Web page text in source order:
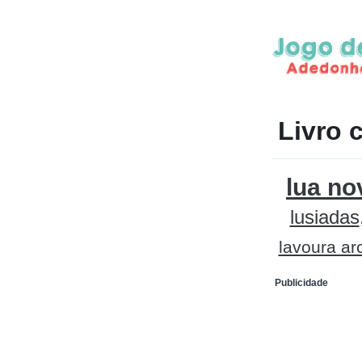
Livro
lua
lusiadas
lavoura
Publicidade